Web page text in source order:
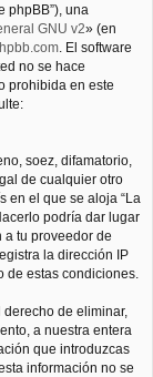
phpBB”), una
GNU v2» (en
. El software
no se hace
prohibida en este
soez, difamatorio,
de cualquier otro
en el que se aloja “La
podría dar lugar
a tu proveedor de
la dirección IP
de estas condiciones.
derecho de eliminar,
a nuestra entera
que introduzcas
información no se